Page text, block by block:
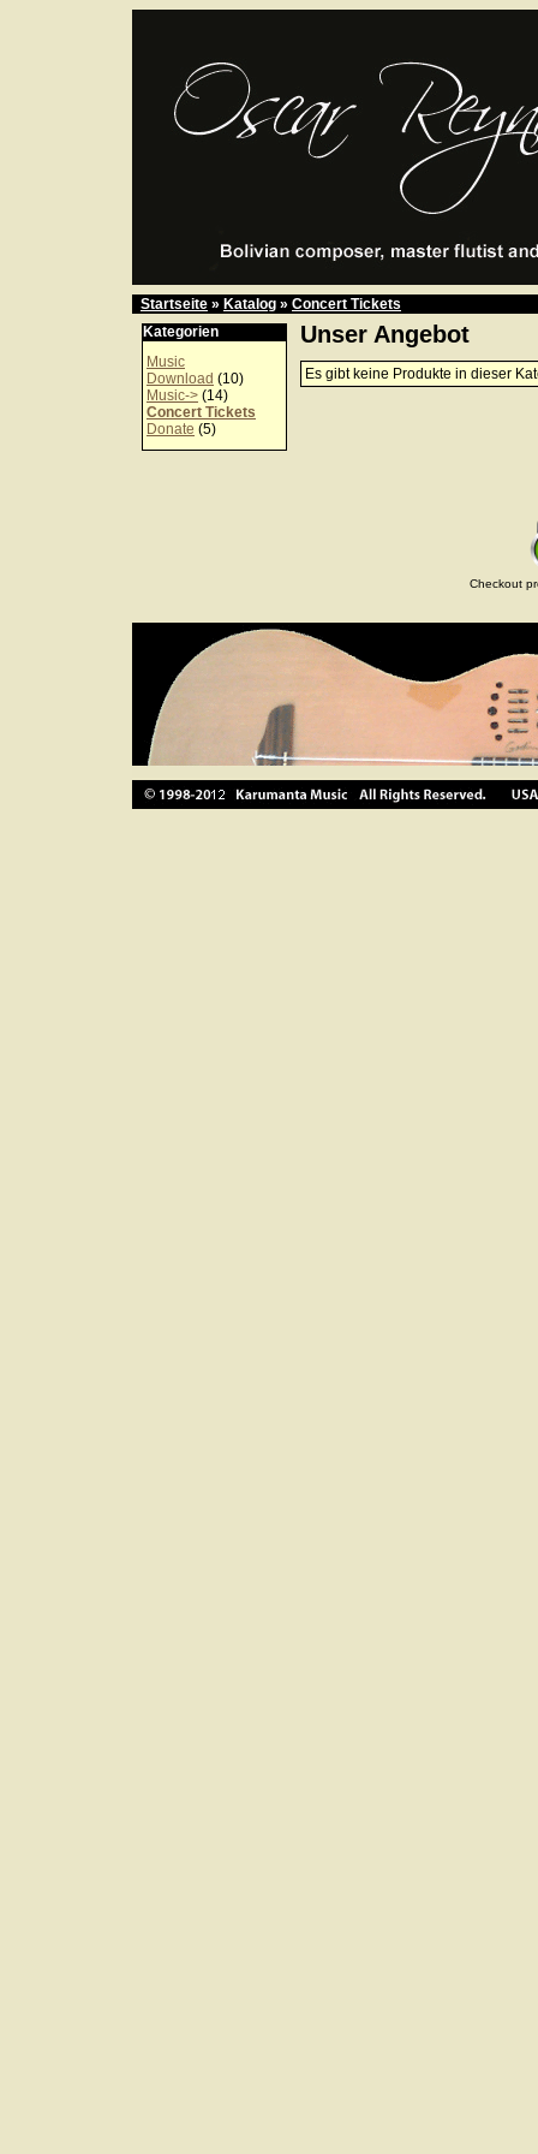
Startseite » Katalog » Concert Tickets
Kategorien
Music
Download (10)
Music-> (14)
Concert Tickets
Donate (5)
Unser Angebot
Es gibt keine Produkte in dieser
Checkout